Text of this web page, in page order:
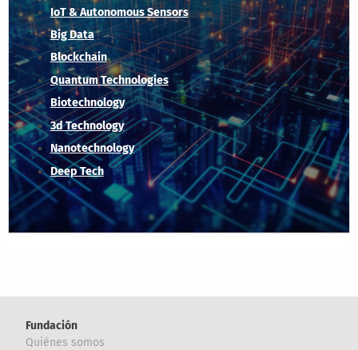
IoT & Autonomous Sensors
Big Data
Blockchain
Quantum Technologies
Biotechnology
3d Technology
Nanotechnology
Deep Tech
Fundación
Quiénes somos